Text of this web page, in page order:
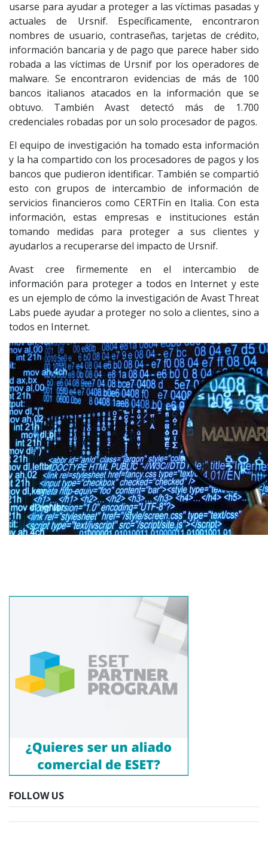
usarse para ayudar a proteger a las víctimas pasadas y
actuales de Ursnif. Específicamente, encontraron
nombres de usuario, contraseñas, tarjetas de crédito,
información bancaria y de pago que parece haber sido
robada a las víctimas de Ursnif por los operadores de
malware. Se encontraron evidencias de más de 100
bancos italianos atacados en la información que se
obtuvo. También Avast detectó más de 1.700
credenciales robadas por un solo procesador de pagos.
El equipo de investigación ha tomado esta información
y la ha compartido con los procesadores de pagos y los
bancos que pudieron identificar. También se compartió
esto con grupos de intercambio de información de
servicios financieros como CERTFin en Italia. Con esta
información, estas empresas e instituciones están
tomando medidas para proteger a sus clientes y
ayudarlos a recuperarse del impacto de Ursnif.
Avast cree firmemente en el intercambio de
información para proteger a todos en Internet y este
es un ejemplo de cómo la investigación de Avast Threat
Labs puede ayudar a proteger no solo a clientes, sino a
todos en Internet.
FOLLOW US